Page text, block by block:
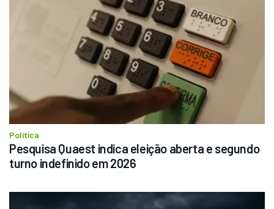
Política
Pesquisa Quaest indica eleição aberta e segundo
turno indefinido em 2026